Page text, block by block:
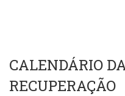
CALENDÁRIO
RECUPERAÇÃO